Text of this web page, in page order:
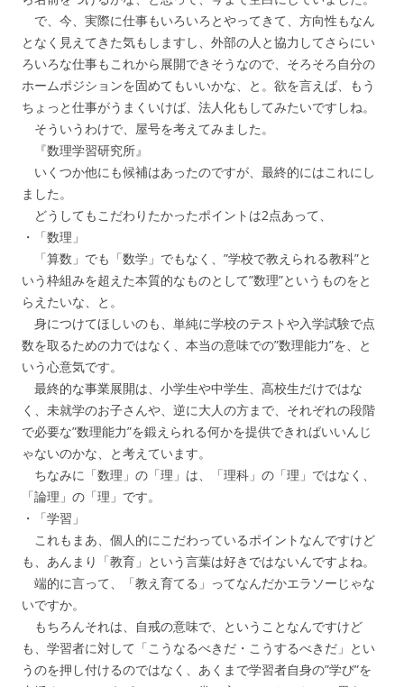
で、今、実際に仕事もいろいろとやってきて、方向性もなん
となく見えてきた気もしますし、外部の人と協力してさらにい
ろいろな仕事もこれから展開できそうなので、そろそろ自分の
ホームポジションを固めてもいいかな、と。欲を言えば、もう
ちょっと仕事がうまくいけば、法人化もしてみたいですしね。
そういうわけで、屋号を考えてみました。
『数理学習研究所』
いくつか他にも候補はあったのですが、最終的にはこれにし
ました。
どうしてもこだわりたかったポイントは2点あって、
・「数理」
「算数」でも「数学」でもなく、”学校で教えられる教科”と
いう枠組みを超えた本質的なものとして”数理”というものをと
らえたいな、と。
身につけてほしいのも、単純に学校のテストや入学試験で点
数を取るための力ではなく、本当の意味での”数理能力”を、と
いう心意気です。
最終的な事業展開は、小学生や中学生、高校生だけではな
く、未就学のお子さんや、逆に大人の方まで、それぞれの段階
で必要な”数理能力”を鍛えられる何かを提供できればいいんじ
ゃないのかな、と考えています。
ちなみに「数理」の「理」は、「理科」の「理」ではなく、
「論理」の「理」です。
・「学習」
これもまあ、個人的にこだわっているポイントなんですけど
も、あんまり「教育」という言葉は好きではないんですよね。
端的に言って、「教え育てる」ってなんだかエラソーじゃな
いですか。
もちろんそれは、自戒の意味で、ということなんですけど
も、学習者に対して「こうなるべきだ・こうするべきだ」とい
うのを押し付けるのではなく、あくまで学習者自身の”学び”を